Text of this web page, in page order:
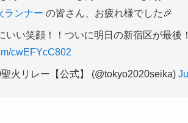
ランナー の皆さん、お疲れ様でした🎉
いい笑顔！！ついに明日の新宿区が最後！
cwEFYcC802
火リレー【公式】 (@tokyo2020seika)